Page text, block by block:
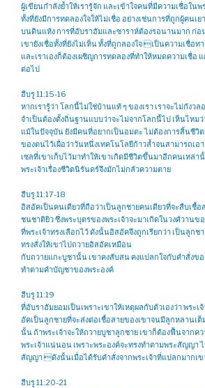
ผู้เขียนกำลังย้ำให้เรารู้จัก และเข้าใจคนที่มีความเชื่อในพ
ทั้งที่ยังมีการทดลองใจให้ไม่เชื่อ อย่างเช่นการที่ถูกผู้คนเ
บนดินแห้ง การที่อับราฮัมและซาราห์ต้องรอนานมาก ก่
เขายังเชื่อทั้งที่ยังไม่เห็น ทั้งที่ถูกลองใจ เป็นความเชื่อ
และเราเองก็ต้องเผชิญการทดลองที่ทำให้หมดความเชื่อ
ต่อไป
ฮีบรู 11:15-16
หากเรารู้ว่า โลกนี้ไม่ใช่บ้านแท้ ๆ ของเรา เราจะไม่กังวล
จำเป็นต้องตั้งถิ่นฐานแบบว่าจะไม่จากโลกนี้ไป เห็นไหมว่
แม้ในปัจจุบัน ยังมีคนที่อยากเป็นอมตะ ไม่ต้องการสิ้นชีวิ
ของตนไว้เผื่อว่าวันหนึ่งเทคโนโลยีก้าวล้ำจนสามารถเอา
เซลที่เขาเก็บไว้มาทำให้เขาเกิดมีชีวิตขึ้นมาอีกคนเหล่
พระเจ้าเรื่องชีวิตนิรันดร์จึงมักไม่กลัวความตาย
ฮีบรู 11:17-18
อิสอัคเป็นคนเดียวที่ถือว่าเป็นลูกชายคนเดียวที่จะสืบเชื้
ชนชาติยิว ซึ่งพระบุตรของพระเจ้าจะมาเกิดในวงศ์วาน
ที่พระเจ้าทรงเลือกไว้ ดังนั้นอิสอัคจึงถูกเรียกว่า เป็นลูกช
ทรงสั่งให้เขาไปถวายอิสอัคเหมือน
กับถวายแกะบูชานั้น เขาคงสับสน คงแปลกใจกับคำสั่งขอ
ทำตามคำบัญชาของพระองค์
ฮีบรู 11:19
ที่อับราฮัมยอมเป็นเพราะเขาให้เหตุผลกับตัวเองว่า พระเ
อัคเป็นลูกชายที่จะส่งต่อเชื้อสายของเขาจนมีลูกหลานเ
นั้น ถ้าพระเจ้าจะให้ถวายบูชาลูกชาย เขาก็ต้องฟื้นจากค
พระเจ้าแน่นอน เพราะพระองค์จะทรงทำตามพระสัญญา
สัญญา ดังนั้นเมื่อได้รับคำสั่งจากพระเจ้าที่แปลกมากเข
ฮีบรู 11:20-21